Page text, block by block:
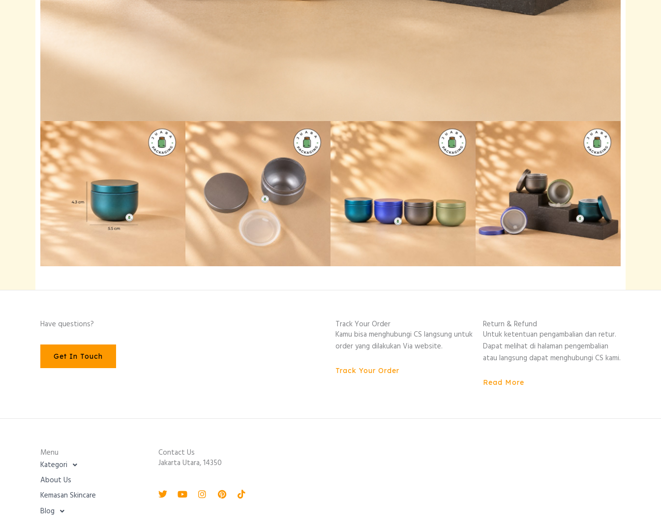
Have questions?
Get In Touch
Track Your Order
Kamu bisa menghubungi CS langsung untuk
order yang dilakukan Via website.
Track Your Order
Return & Refund
Untuk ketentuan pengambalian dan retur.
Dapat melihat di halaman pengembalian
atau langsung dapat menghubungi CS kami.
Read More
Menu
Kategori
About Us
Kemasan Skincare
Blog
Contact Us
Jakarta Utara, 14350